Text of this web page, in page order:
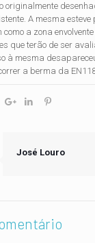
originalmente
A mesma
a zona
que terão de ser
à mesma
a berma da
José Louro